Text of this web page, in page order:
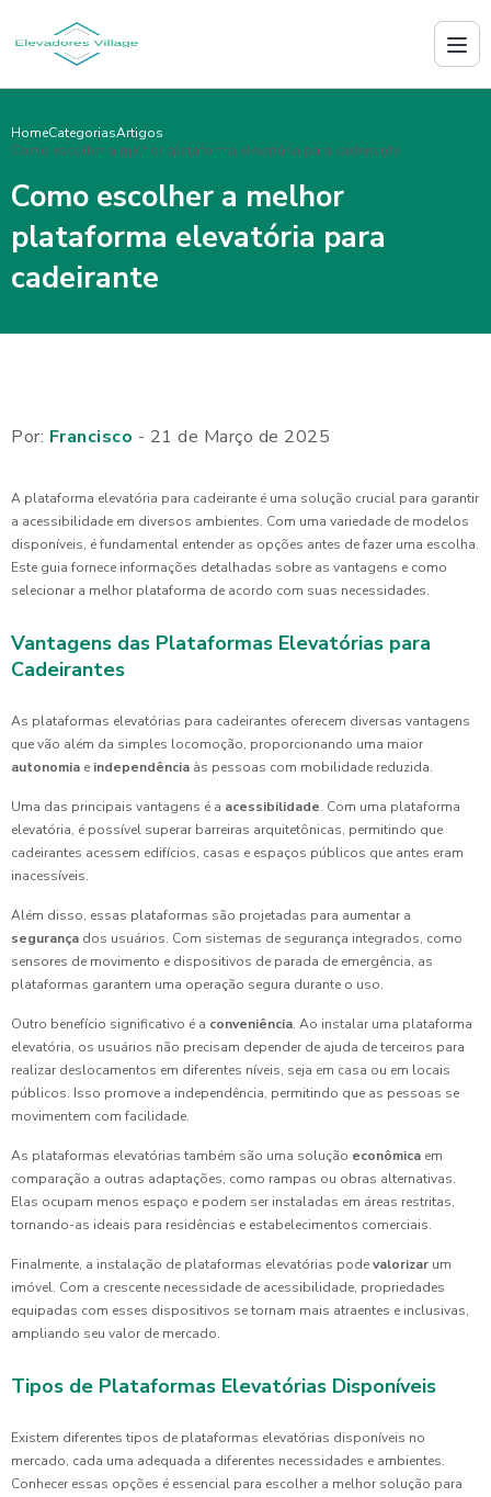
HomeCategoriasArtigos
Como escolher a melhor plataforma elevatória para cadeirante
Como escolher a melhor
plataforma elevatória para
cadeirante
Por: Francisco - 21 de Março de 2025
A plataforma elevatória para cadeirante é uma solução crucial para garantir
a acessibilidade em diversos ambientes. Com uma variedade de modelos
disponíveis, é fundamental entender as opções antes de fazer uma escolha.
Este guia fornece informações detalhadas sobre as vantagens e como
selecionar a melhor plataforma de acordo com suas necessidades.
Vantagens das Plataformas Elevatórias para
Cadeirantes
As plataformas elevatórias para cadeirantes oferecem diversas vantagens
que vão além da simples locomoção, proporcionando uma maior
autonomia e independência às pessoas com mobilidade reduzida.
Uma das principais vantagens é a acessibilidade. Com uma plataforma
elevatória, é possível superar barreiras arquitetônicas, permitindo que
cadeirantes acessem edifícios, casas e espaços públicos que antes eram
inacessíveis.
Além disso, essas plataformas são projetadas para aumentar a
segurança dos usuários. Com sistemas de segurança integrados, como
sensores de movimento e dispositivos de parada de emergência, as
plataformas garantem uma operação segura durante o uso.
Outro benefício significativo é a conveniência. Ao instalar uma plataforma
elevatória, os usuários não precisam depender de ajuda de terceiros para
realizar deslocamentos em diferentes níveis, seja em casa ou em locais
públicos. Isso promove a independência, permitindo que as pessoas se
movimentem com facilidade.
As plataformas elevatórias também são uma solução econômica em
comparação a outras adaptações, como rampas ou obras alternativas.
Elas ocupam menos espaço e podem ser instaladas em áreas restritas,
tornando-as ideais para residências e estabelecimentos comerciais.
Finalmente, a instalação de plataformas elevatórias podevalorizar um
imóvel. Com a crescente necessidade de acessibilidade, propriedades
equipadas com esses dispositivos se tornam mais atraentes e inclusivas,
ampliando seu valor de mercado.
Tipos de Plataformas Elevatórias Disponíveis
Existem diferentes tipos de plataformas elevatórias disponíveis no
mercado, cada uma adequada a diferentes necessidades e ambientes.
Conhecer essas opções é essencial para escolher a melhor solução para